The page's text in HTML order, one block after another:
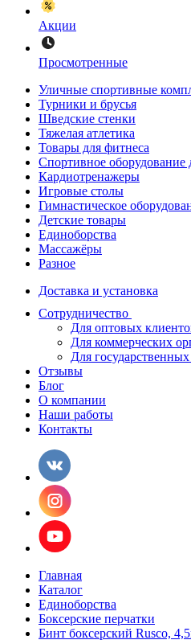
Акции
Просмотренные
Уличные спортивные
Турники и брусья
Шведские стенки
Тяжелая атлетика
Товары для фитнеса
Спортивное оборудование
Кардиотренажеры
Игровые столы
Гимнастическое
Детские товары
Единоборства
Массажёры
Разное
Доставка и установка
Сотрудничество
Для оптовых
Для коммерческих
Для государственных
Отзывы
Блог
О компании
Наши работы
Контакты
Главная
Каталог
Единоборства
Боксерские перчатки
Бинт боксерский Rusco,